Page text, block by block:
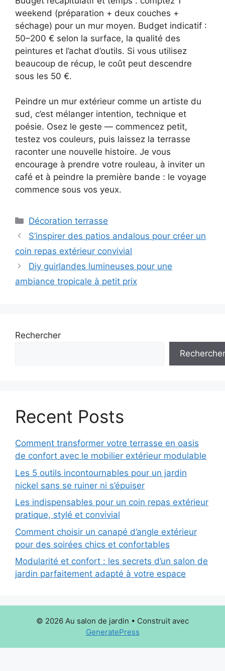
weekend (préparation + deux couches +
séchage) pour un mur moyen. Budget indicatif :
50–200 € selon la surface, la qualité des
peintures et l’achat d’outils. Si vous utilisez
beaucoup de récup, le coût peut descendre
sous les 50 €.
Peindre un mur extérieur comme un artiste du
sud, c’est mélanger intention, technique et
poésie. Osez le geste — commencez petit,
testez vos couleurs, puis laissez la terrasse
raconter une nouvelle histoire. Je vous
encourage à prendre votre rouleau, à inviter un
café et à peindre la première bande : le voyage
commence sous vos yeux.
Catégories
Décoration terrasse
S’inspirer des patios andalous pour créer un
coin repas extérieur convivial
Diy guirlandes lumineuses pour une
ambiance tropicale à petit prix
Rechercher
Rechercher
Recent Posts
Comment transformer votre terrasse en oasis
de confort avec le mobilier extérieur modulable
Les 5 outils incontournables pour un jardin
nickel sans se ruiner ni s’épuiser
Les indispensables pour un coin repas extérieur
pratique, stylé et convivial
Comment choisir un canapé d’angle extérieur
pour des soirées chics et confortables
Modularité et confort : les secrets d’un salon de
jardin parfaitement adapté à votre espace
© 2026 Au salon de jardin • Construit avec
GeneratePress